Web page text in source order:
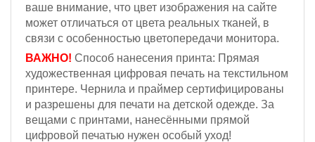
ваше внимание, что цвет изображения на сайте
может отличаться от цвета реальных тканей, в
связи с особенностью цветопередачи монитора.
ВАЖНО! Способ нанесения принта: Прямая
художественная цифровая печать на текстильном
принтере. Чернила и праймер сертифицированы
и разрешены для печати на детской одежде. За
вещами с принтами, нанесёнными прямой
цифровой печатью нужен особый уход!